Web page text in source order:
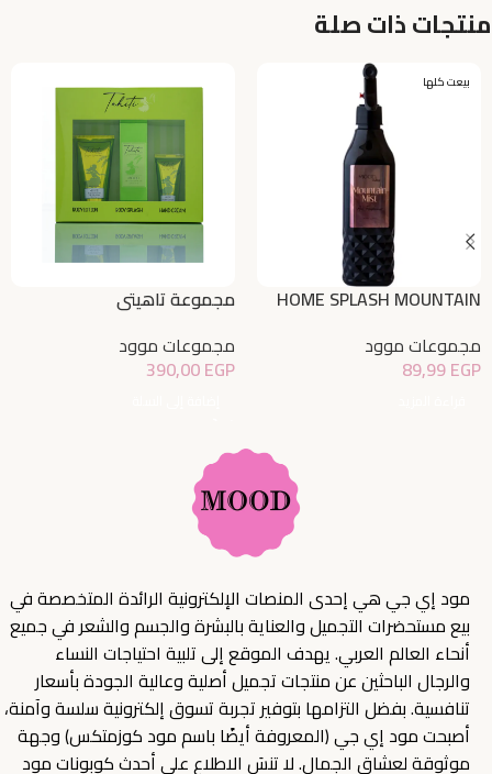
منتجات ذات صلة
بيعت كلها
HOME SPLASH MOUNTAIN
مجموعات موود
89,99EGP
مجموعة تاهيتي
مجموعات موود
390,00EGP
مود إي جي هي إحدى المنصات الإلكترونية الرائدة المتخصصة في
بيع مستحضرات التجميل والعناية بالبشرة والجسم والشعر في جميع
أنحاء العالم العربي. يهدف الموقع إلى تلبية احتياجات النساء
والرجال الباحثين عن منتجات تجميل أصلية وعالية الجودة بأسعار
تنافسية. بفضل التزامها بتوفير تجربة تسوق إلكترونية سلسة وآمنة،
أصبحت مود إي جي (المعروفة أيضًا باسم مود كوزمتكس) وجهة
موثوقة لعشاق الجمال. لا تنسَ الاطلاع على أحدث كوبونات مود